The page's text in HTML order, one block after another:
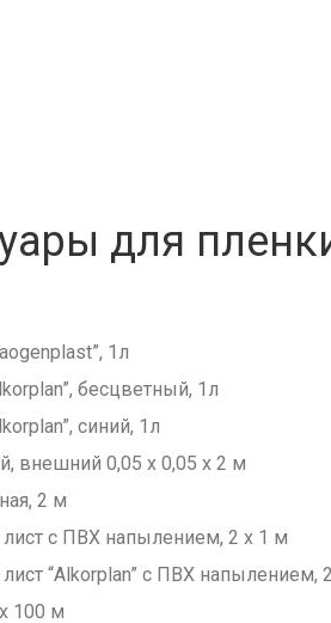
для
1л
бесцветный, 1л
синий, 1л
внешний 0,05 х 0,05 х 2 м
2 м
лист с ПВХ напылением, 2 х 1 м
“Alkorplan” с ПВХ напылением,
100 м